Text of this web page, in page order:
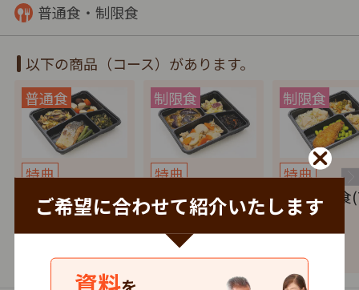
ご希望に合わせて紹介いたします
資料
普通食・制限食
以下の商品（コース）があります。
特典
健康バランス(7
食セット)
4,137円 税込
特典
たんぱく調整食
(7食セット)
4,137円 税込
特典
塩分制限
セット)
4,137